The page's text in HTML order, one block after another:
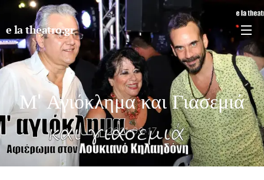
e la theatro.gr
Μ' Αγιόκλημα και Γιασεμιά
2021-09-17